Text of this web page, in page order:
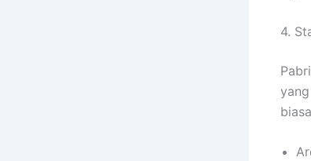
4.